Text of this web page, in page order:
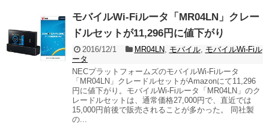
モバイルWi-Fiルータ「MR04LN」クレー
ドルセットが11,296円に値下がり
2016/12/1 MR04LN, モバイル, モバイルWi-Fiル
ータ
NECプラットフォームズのモバイルWi-Fiルータ
「MR04LN」クレードルセットがAmazonにて11,296
円に値下がり。モバイルWi-Fiルータ「MR04LN」のク
レードルセットは、通常価格27,000円で、直近では
15,000円前後で販売されることが多かった。 同社製
の...